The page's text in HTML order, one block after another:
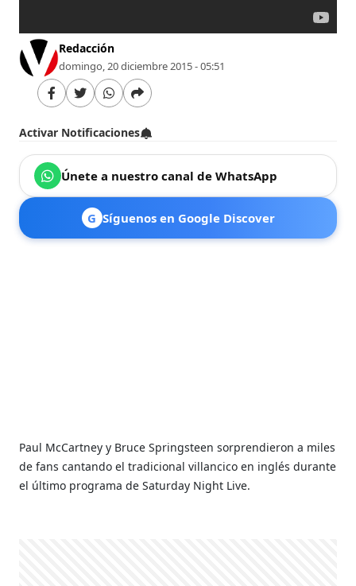
Redacción
domingo, 20 diciembre 2015 - 05:51
Activar Notificaciones
Únete a nuestro canal de WhatsApp
G Síguenos en Google Discover
Paul McCartney y Bruce Springsteen sorprendieron a miles
de fans cantando el tradicional villancico en inglés durante
el último programa de Saturday Night Live.